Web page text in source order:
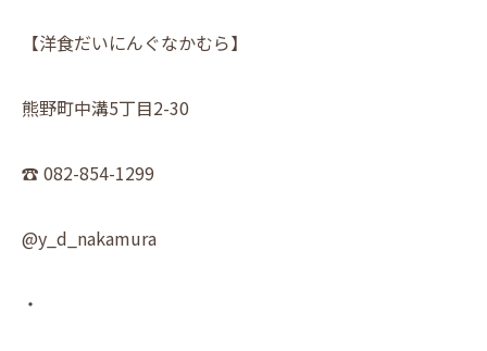
【洋食だいにんぐなかむら】
熊野町中溝5丁目2-30
☎︎ 082-854-1299
@y_d_nakamura
・